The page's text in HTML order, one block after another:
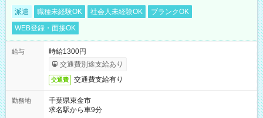
派遣 職種未経験OK 社会人未経験OK
ブランクOK
WEB登録・面接OK
給与
時給1300円
交通費別途支給あり
交通費 交通費支給有り
勤務地
千葉県東金市
求名駅から車9分